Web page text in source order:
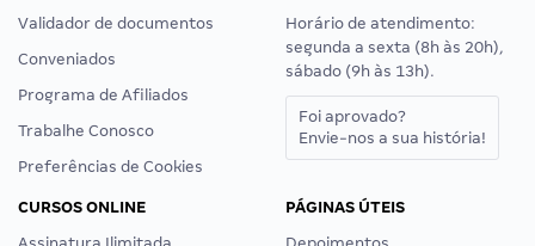
Validador de documentos
Conveniados
Programa de Afiliados
Trabalhe Conosco
Preferências de Cookies
Horário de atendimento:
segunda a sexta (8h às 20h),
sábado (9h às 13h).
Foi aprovado?
Envie-nos a sua história!
CURSOS ONLINE
PÁGINAS ÚTEIS